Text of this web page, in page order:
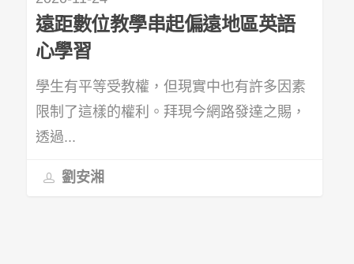
遠距數位教學串起偏遠地區英語
心學習
學生有平等受教權，但現實中也有許多因素
限制了這樣的權利。拜現今網路發達之賜，
透過...
劉安湘